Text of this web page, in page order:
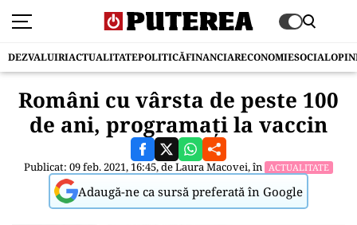
DEZVALUIRIACTUALITATEPOLITICĂFINANCIARECONOMIESOCIAL
Români cu vârsta de peste 100
de ani, programați la vaccin
Publicat: 09 feb. 2021, 16:45, deLaura Macovei, în ACTUALITATE
Adaugă-ne ca sursă preferată în Google